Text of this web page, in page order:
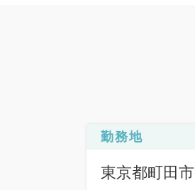
勤務地
東京都町田市